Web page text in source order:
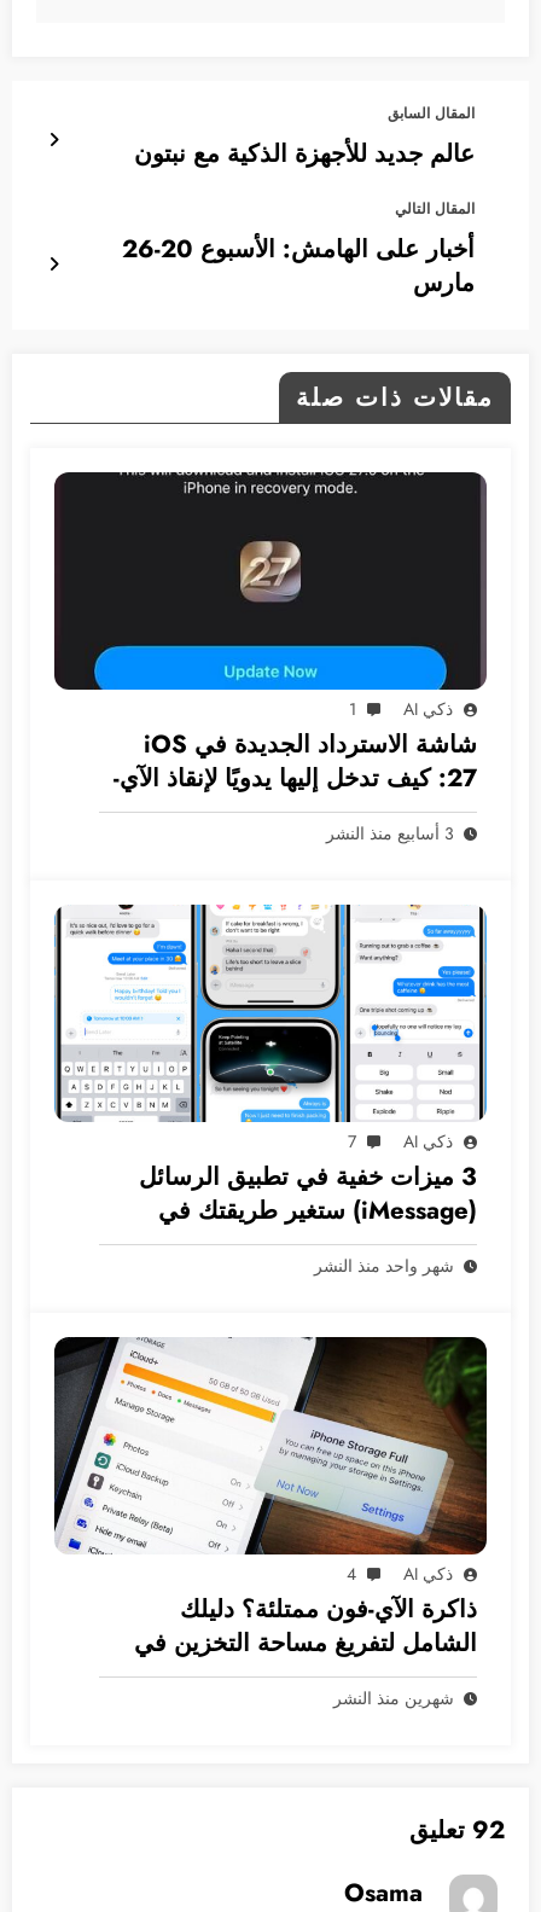
المقال السابق
عالم جديد للأجهزة الذكية مع نبتون
المقال التالي
أخبار على الهامش: الأسبوع 20-26
مارس
مقالات ذات صلة
ذكي AI 1
شاشة الاسترداد الجديدة في iOS
27: كيف تدخل إليها يدويًا لإنقاذ الآي-
فون دون كمبيوتر؟
3 أسابيع منذ النشر
ذكي AI 7
3 ميزات خفية في تطبيق الرسائل
(iMessage) ستغير طريقتك في
المراسلة
شهر واحد منذ النشر
ذكي AI 4
ذاكرة الآي-فون ممتلئة؟ دليلك
الشامل لتفريغ مساحة التخزين في
نظام iOS
شهرين منذ النشر
92 تعليق
Osama